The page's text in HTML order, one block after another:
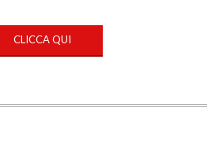
CLICCA QUI